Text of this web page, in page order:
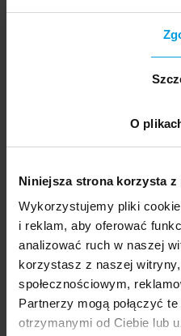
O
Niniejsza strona korzysta
Wykorzystujemy pliki
i reklam, aby oferować
analizować ruch w naszej
korzystasz z naszej
społecznościowym,
Partnerzy mogą połączyć
otrzymanymi od Ciebie lub